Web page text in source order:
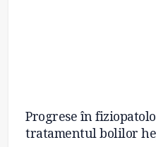
Progrese în
tratamentul bolilor